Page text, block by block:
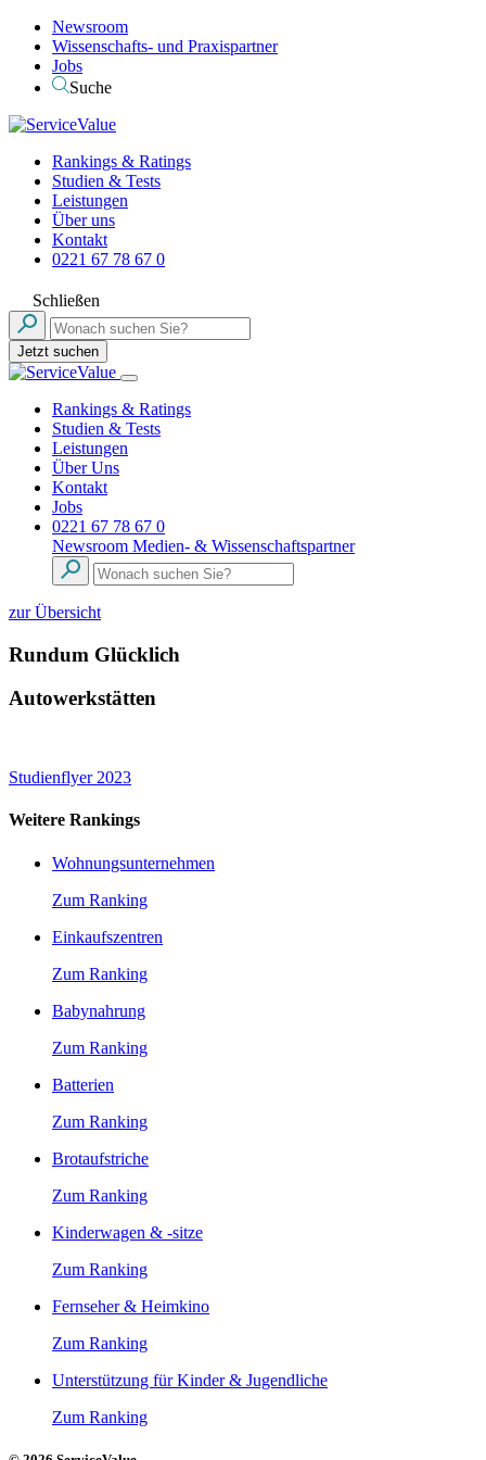
Newsroom
Wissenschafts- und Praxispartner
Jobs
Suche
Rankings & Ratings
Studien & Tests
Leistungen
Über uns
Kontakt
0221 67 78 67 0
Schließen
Jetzt suchen
Rankings & Ratings
Studien & Tests
Leistungen
Über Uns
Kontakt
Jobs
0221 67 78 67 0
Newsroom Medien- & Wissenschaftspartner
zur Übersicht
Rundum Glücklich
Autowerkstätten
Studienflyer 2023
Weitere Rankings
Wohnungsunternehmen
Zum Ranking
Einkaufszentren
Zum Ranking
Babynahrung
Zum Ranking
Batterien
Zum Ranking
Brotaufstriche
Zum Ranking
Kinderwagen & -sitze
Zum Ranking
Fernseher & Heimkino
Zum Ranking
Unterstützung für Kinder & Jugendliche
Zum Ranking